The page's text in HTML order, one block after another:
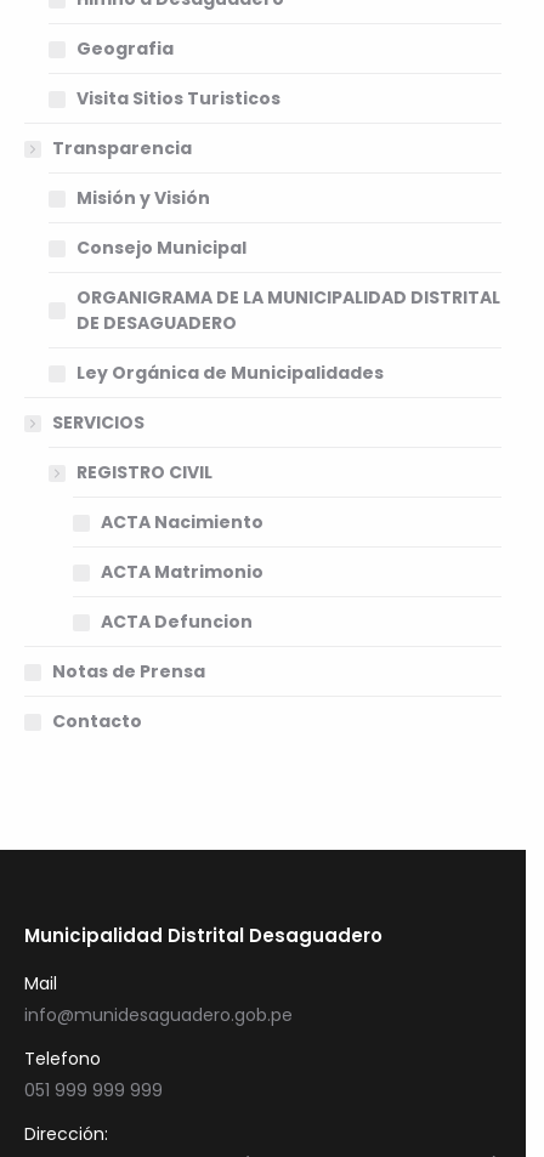
Geografia
Visita Sitios Turisticos
Transparencia
Misión y Visión
Consejo Municipal
ORGANIGRAMA DE LA MUNICIPALIDAD DISTRITAL
DE DESAGUADERO
Ley Orgánica de Municipalidades
SERVICIOS
REGISTRO CIVIL
ACTA Nacimiento
ACTA Matrimonio
ACTA Defuncion
Notas de Prensa
Contacto
Municipalidad Distrital Desaguadero
Mail
info@munidesaguadero.gob.pe
Telefono
051 999 999 999
Dirección: